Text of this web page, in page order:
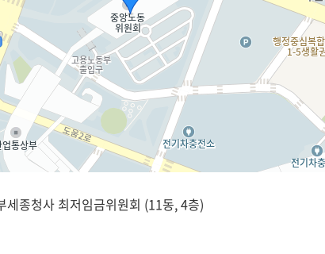
종청사 최저임금위원회 (11동, 4층)